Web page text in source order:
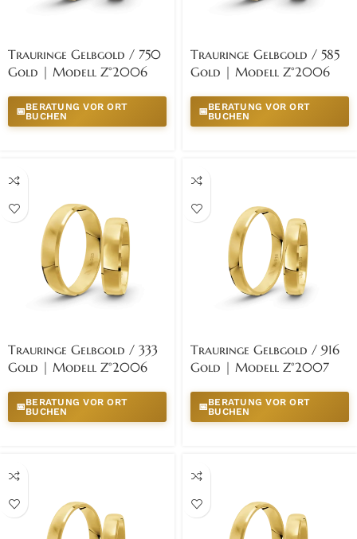
Trauringe Gelbgold / 750
Gold | Modell Z°2006
📅BERATUNG VOR ORT
BUCHEN
Trauringe Gelbgold / 585
Gold | Modell Z°2006
📅BERATUNG VOR ORT
BUCHEN
Trauringe Gelbgold / 333
Gold | Modell Z°2006
📅BERATUNG VOR ORT
BUCHEN
Trauringe Gelbgold / 916
Gold | Modell Z°2007
📅BERATUNG VOR ORT
BUCHEN